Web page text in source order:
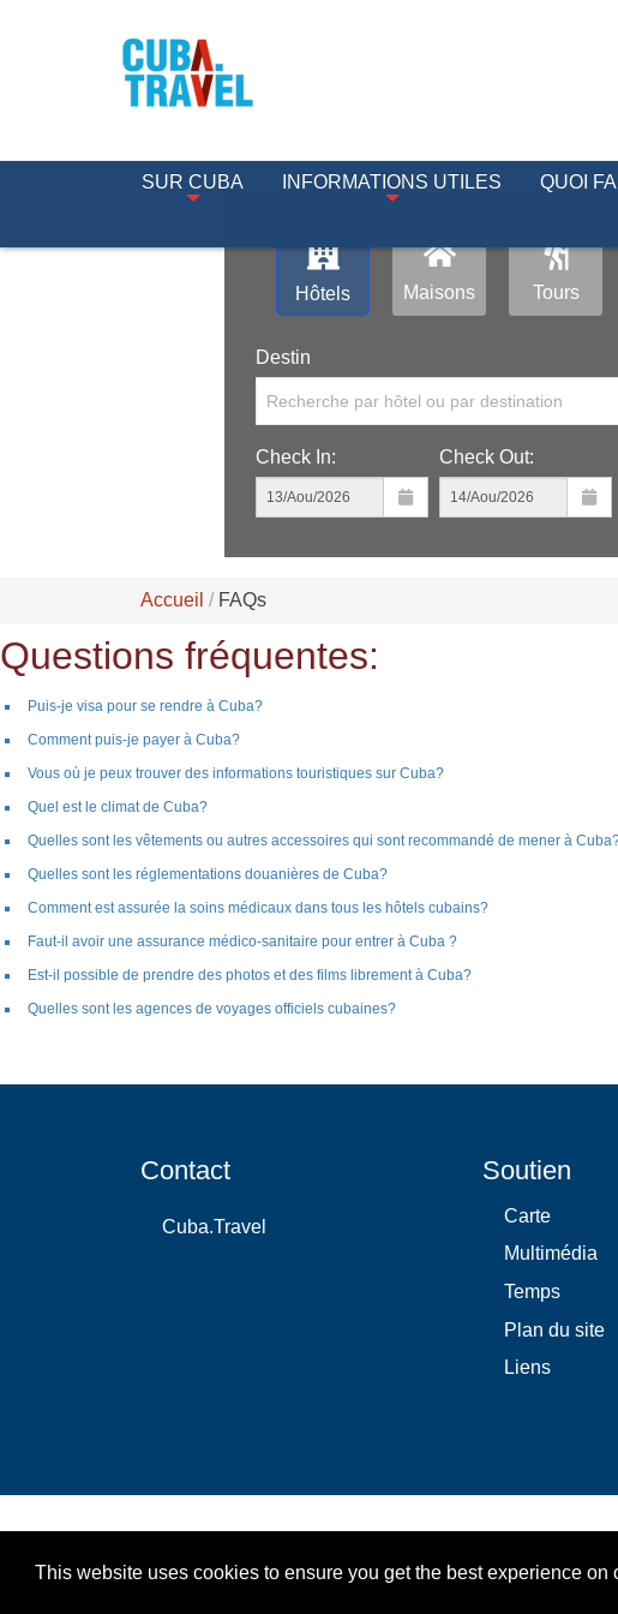
This website uses cookies to ensure you get the best experience on
SUR CUBA INFORMATIONS UTILES QUOI
Hôtels Maisons Tours
Destin
Recherche par hôtel ou par destination
Check In: Check Out:
Accueil FAQs
Questions fréquentes:
Puis-je visa pour se rendre à Cuba?
Comment puis-je payer à Cuba?
Vous où je peux trouver des informations touristiques sur Cuba?
Quel est le climat de Cuba?
Quelles sont les vêtements ou autres accessoires qui sont recommandé de mener à
Quelles sont les réglementations douanières de Cuba?
Comment est assurée la soins médicaux dans tous les hôtels cubains?
Faut-il avoir une assurance médico-sanitaire pour entrer à Cuba ?
Est-il possible de prendre des photos et des films librement à Cuba?
Quelles sont les agences de voyages officiels cubaines?
Contact
Cuba.Travel
Soutien
Carte
Multimédia
Temps
Plan du site
Liens